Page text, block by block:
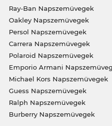
Ray-Ban Napszemüvegek
Oakley Napszemüvegek
Persol Napszemüvegek
Carrera Napszemüvegek
Polaroid Napszemüvegek
Emporio Armani
Michael Kors Napszemüvegek
Guess Napszemüvegek
Ralph Napszemüvegek
Burberry Napszemüvegek